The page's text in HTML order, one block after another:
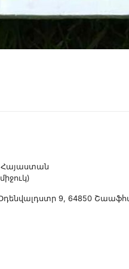
Հայաստան
Օդենվալդստր 9, 64850